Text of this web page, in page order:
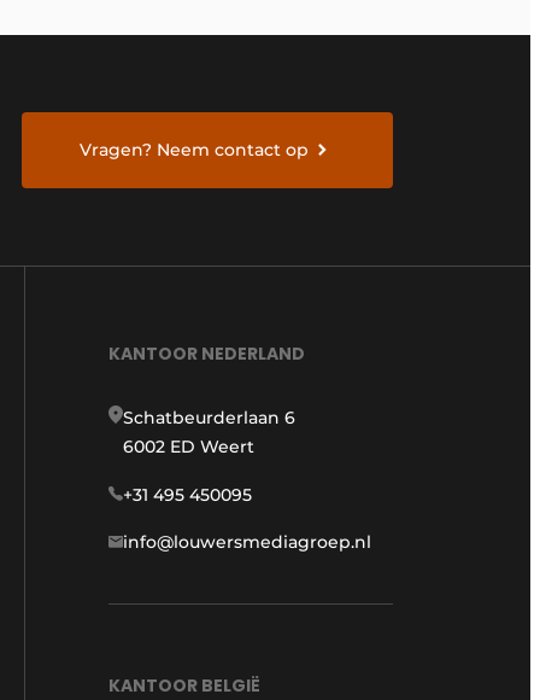
Vragen? Neem contact op
KANTOOR NEDERLAND
Schatbeurderlaan 6
6002 ED Weert
+31 495 450095
info@louwersmediagroep.nl
KANTOOR BELGIË